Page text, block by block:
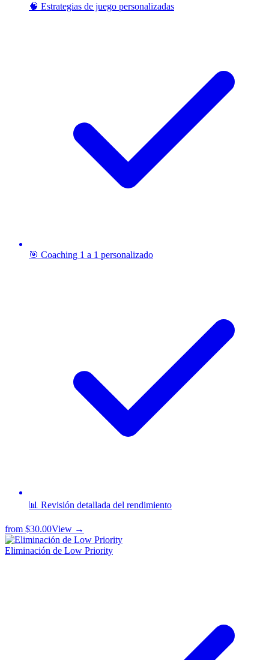
🧠 Estrategias de juego personalizadas
🎯 Coaching 1 a 1 personalizado
📊 Revisión detallada del rendimiento
from $30.00View →
Eliminación de Low Priority